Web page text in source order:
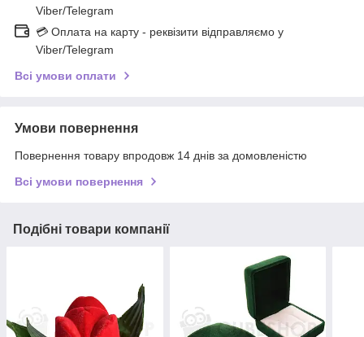
Viber/Telegram
💳 Оплата на карту - реквізити відправляємо у
Viber/Telegram
Всі умови оплати
Умови повернення
Повернення товару впродовж 14 днів за домовленістю
Всі умови повернення
Подібні товари компанії